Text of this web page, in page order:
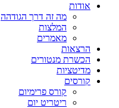
אודות
מה זה דרך הגודהה
המלצות
מאמרים
הרצאות
הכשרת מנטורים
מדיטציות
קורסים
קורס פרימיום
ריטריט יום